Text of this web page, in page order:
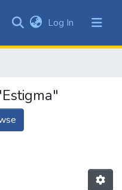
DSpace
Log In (current)